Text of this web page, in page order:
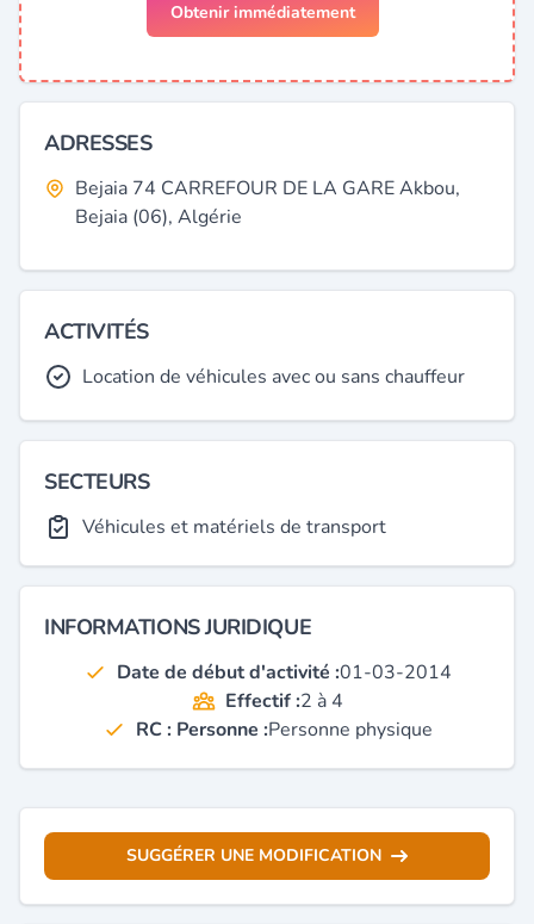
Obtenir immédiatement
ADRESSES
Bejaia 74 CARREFOUR DE LA GARE Akbou,
Bejaia (06), Algérie
ACTIVITÉS
Location de véhicules avec ou sans chauffeur
SECTEURS
Véhicules et matériels de transport
INFORMATIONS JURIDIQUE
Date de début d'activité :01-03-2014
Effectif :2 à 4
RC : Personne :Personne physique
SUGGÉRER UNE MODIFICATION